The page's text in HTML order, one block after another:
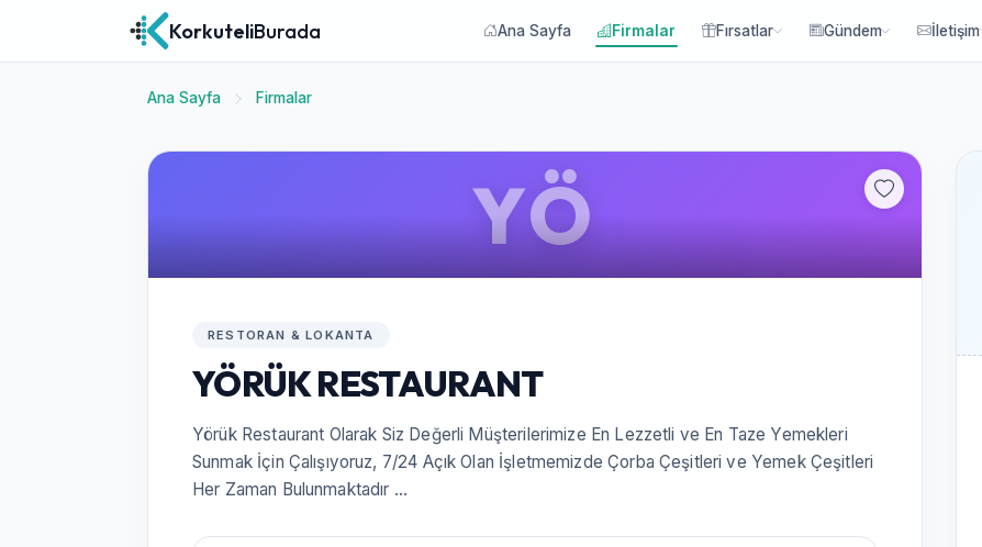
KorkuteliBurada Ana Sayfa Firmalar Fırsatlar Gündem İletişim
Ana Sayfa Firmalar
YÖ
RESTORAN & LOKANTA
YÖRÜK RESTAURANT
Yörük Restaurant Olarak Siz Değerli Müşterilerimize En Lezzetli ve En Taze Yemekleri
Sunmak İçin Çalışıyoruz, 7/24 Açık Olan İşletmemizde Çorba Çeşitleri ve Yemek Çeşitleri
Her Zaman Bulunmaktadır ...